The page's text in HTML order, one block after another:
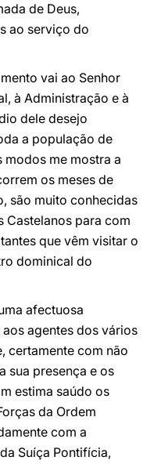
de Deus,
ao serviço do
vai ao Senhor
à Administração e à
dele desejo
a população de
modos me mostra a
os meses de
são muito conhecidas
Castelanos para com
que vêm visitar o
dominical do
afectuosa
agentes dos vários
certamente com não
sua presença e os
estima saúdo os
da Ordem
com a
Suíça Pontifícia,